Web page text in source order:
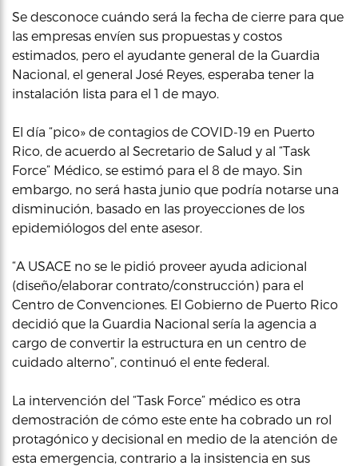
Se desconoce cuándo será la fecha de cierre para que
las empresas envíen sus propuestas y costos
estimados, pero el ayudante general de la Guardia
Nacional, el general José Reyes, esperaba tener la
instalación lista para el 1 de mayo.
El día “pico» de contagios de COVID-19 en Puerto
Rico, de acuerdo al Secretario de Salud y al “Task
Force” Médico, se estimó para el 8 de mayo. Sin
embargo, no será hasta junio que podría notarse una
disminución, basado en las proyecciones de los
epidemiólogos del ente asesor.
“A USACE no se le pidió proveer ayuda adicional
(diseño/elaborar contrato/construcción) para el
Centro de Convenciones. El Gobierno de Puerto Rico
decidió que la Guardia Nacional sería la agencia a
cargo de convertir la estructura en un centro de
cuidado alterno”, continuó el ente federal.
La intervención del “Task Force” médico es otra
demostración de cómo este ente ha cobrado un rol
protagónico y decisional en medio de la atención de
esta emergencia, contrario a la insistencia en sus